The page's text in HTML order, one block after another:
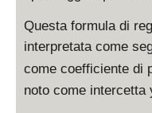
Questa formula di
interpretata come
come coefficiente di
noto come intercetta